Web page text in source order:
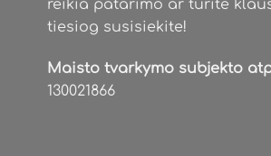
reikia patarimo ar turite
tiesiog susisiekite!
Maisto tvarkymo subjekto
130021866